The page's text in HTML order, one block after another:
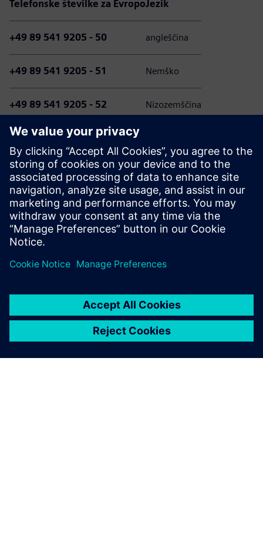
Telefonske številke za EvropoJezik
+49 89 541 9205 - 50 angleščina
+49 89 541 9205 - 51 Nemško
+49 89 541 9205 - 52 Nizozemščina
Upoštevajte, da lahko klici v našo službo za stranke
zaračunajo stroške v skladu z vašo individualno telefonsko
pogodbo. Višina teh stroškov je odvisna od vašega
telekomunikacijskega ponudnika in izbrane tarife.